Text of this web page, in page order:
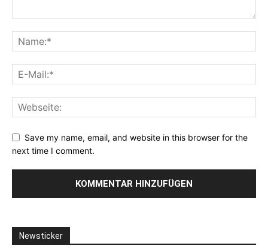
Save my name, email, and website in this browser for the
next time I comment.
Newsticker